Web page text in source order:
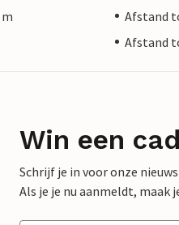
Afstand
Afstand
Win een
Schrijf je in voor onze
Als je je nu aanmeldt, maak